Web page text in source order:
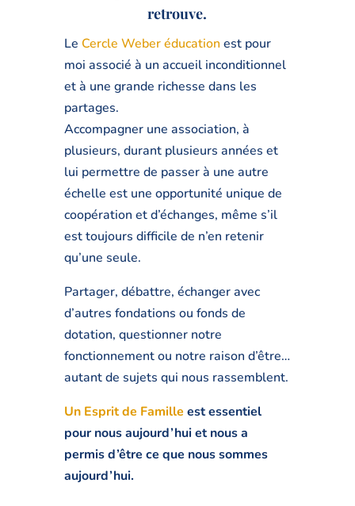
retrouve.
Le Cercle Weber éducation est pour
moi associé à un accueil inconditionnel
et à une grande richesse dans les
partages.
Accompagner une association, à
plusieurs, durant plusieurs années et
lui permettre de passer à une autre
échelle est une opportunité unique de
coopération et d’échanges, même s’il
est toujours difficile de n’en retenir
qu’une seule.
Partager, débattre, échanger avec
d’autres fondations ou fonds de
dotation, questionner notre
fonctionnement ou notre raison d’être…
autant de sujets qui nous rassemblent.
Un Esprit de Famille est essentiel
pour nous aujourd’hui et nous a
permis d’être ce que nous sommes
aujourd’hui.